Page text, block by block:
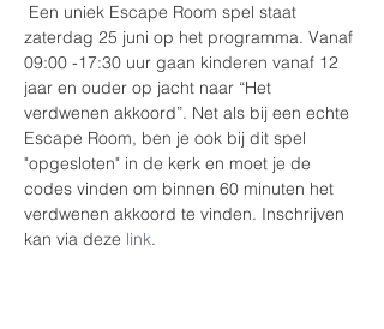
Een uniek Escape Room spel staat
zaterdag 25 juni op het programma. Vanaf
09:00 -17:30 uur gaan kinderen vanaf 12
jaar en ouder op jacht naar “Het
verdwenen akkoord”. Net als bij een echte
Escape Room, ben je ook bij dit spel
"opgesloten" in de kerk en moet je de
codes vinden om binnen 60 minuten het
verdwenen akkoord te vinden. Inschrijven
kan via deze link.